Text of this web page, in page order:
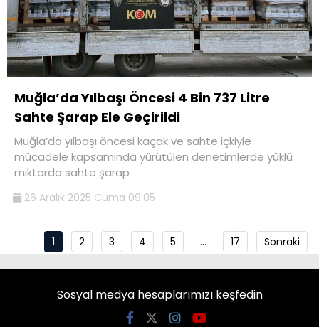
Muğla’da Yılbaşı Öncesi 4 Bin 737 Litre
Sahte Şarap Ele Geçirildi
Muğla’da yılbaşı öncesi kaçak ve sahte içkiyle
mücadele kapsamında yürütülen denetimlerde yüklü
miktarda sahte şarap
26 Aralık 2025 Cuma 09:05
1 2 3 4 5 … 17 Sonraki
Sosyal medya hesaplarımızı keşfedin